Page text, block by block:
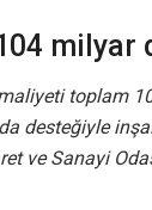
milyar
toplam
desteğiyle
ve Sanayi